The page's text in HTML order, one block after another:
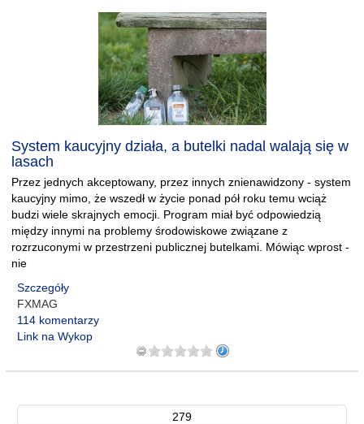
System kaucyjny działa, a butelki nadal walają się w
lasach
Przez jednych akceptowany, przez innych znienawidzony - system
kaucyjny mimo, że wszedł w życie ponad pół roku temu wciąż
budzi wiele skrajnych emocji. Program miał być odpowiedzią
między innymi na problemy środowiskowe związane z
rozrzuconymi w przestrzeni publicznej butelkami. Mówiąc wprost -
nie
Szczegóły
FXMAG
114 komentarzy
Link na Wykop
279